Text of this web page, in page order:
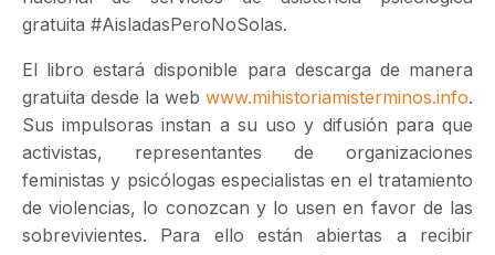
gratuita #AisladasPeroNoSolas.
El libro estará disponible para descarga de manera
gratuita desde la web www.mihistoriamisterminos.info.
Sus impulsoras instan a su uso y difusión para que
activistas, representantes de organizaciones
feministas y psicólogas especialistas en el tratamiento
de violencias, lo conozcan y lo usen en favor de las
sobrevivientes. Para ello están abiertas a recibir